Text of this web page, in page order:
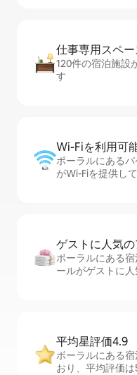
仕事専用ス⁠ペ⁠
120件の宿泊施設
す
Wi-Fiを利⁠用⁠可⁠
ボーラルにある
がWi-Fiを提供し
ゲストに人⁠気⁠
ボーラルにある
ールがゲストに
平均星評価4.9
ボーラルにある
おり、平均評価